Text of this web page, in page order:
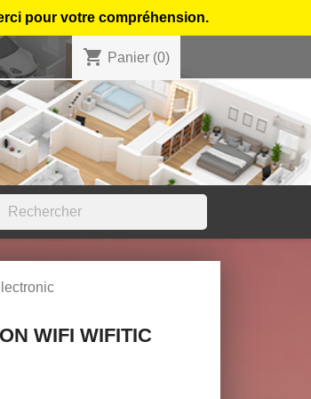
pour votre compréhension.
shopping_cart Panier (0)
WIFI WIFITIC